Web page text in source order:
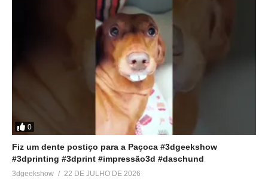
0
Fiz um dente postiço para a Paçoca #3dgeekshow
#3dprinting #3dprint #impressão3d #daschund
3dgeekshow 22 DE JULHO DE 2026